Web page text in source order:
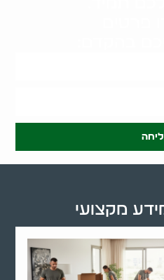
מקצועי